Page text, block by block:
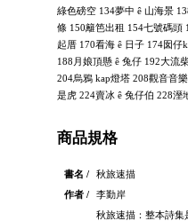
綠色磅空 134夢中 ê 山海景
條 150籬笆出租 154七號碼頭
起厝 170看海 ê 日子 174囡仔
188月娘頂懸 ê 兔仔 192大流
204烏鴉 kap燈塔 208觀音音
是虎 224賣冰 ê 兔仔伯 228溼
商品規格
書名 /
秋旅速描
作者 /
李勤岸
秋旅速描：整本詩集